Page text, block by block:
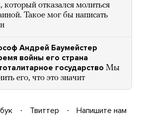
отказался молиться
Такое мог бы написать
Андрей Баумейстер
войны его страна
государство Мы
его, что это значит
Твиттер Напишите нам